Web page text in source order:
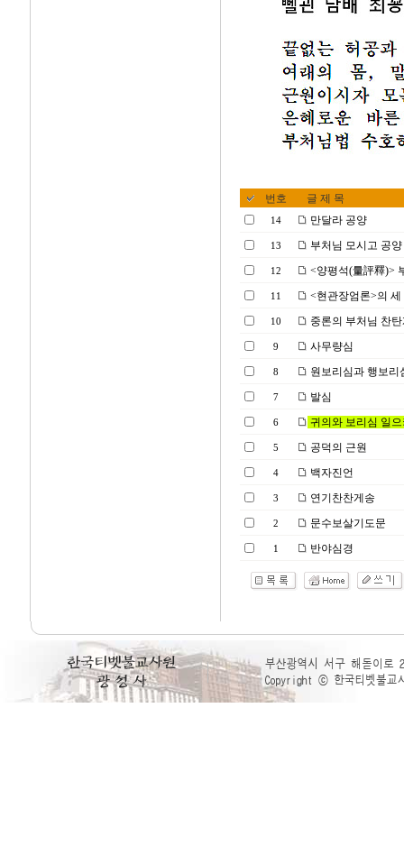
번호 글 제 목
14 만달라 공양
13 부처님 모시고 공
12 <양평석(量評釋)>
11 <현관장엄론>의
10 중론의 부처님 찬
9 사무량심
8 원보리심과 행보리
7 발심
6 귀의와 보리심 일
5 공덕의 근원
4 백자진언
3 연기찬찬게송
2 문수보살기도문
1 반야심경